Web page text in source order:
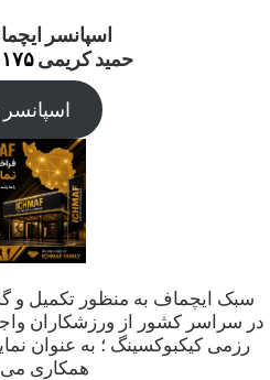
اسپانسر
حمید کریمی
سبک ایچماف به منظور تکمیل و
در سراسر کشور از ورزشکاران
رزمی کیکبوکسینگ ؛ به عنوان
همکاری می